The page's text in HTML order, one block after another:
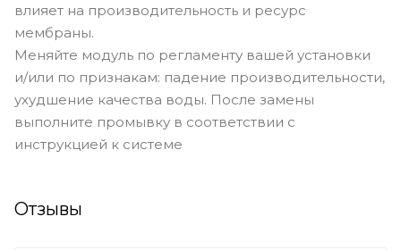
влияет на производительность и ресурс
мембраны.
Меняйте модуль по регламенту вашей установки
и/или по признакам: падение производительности,
ухудшение качества воды. После замены
выполните промывку в соответствии с
инструкцией к системе
Отзывы